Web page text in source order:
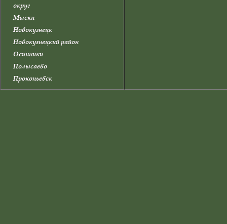
округ
Мыски
Новокузнецк
Новокузнецкий район
Осинники
Полысаево
Прокопьевск
Прокопьевский район